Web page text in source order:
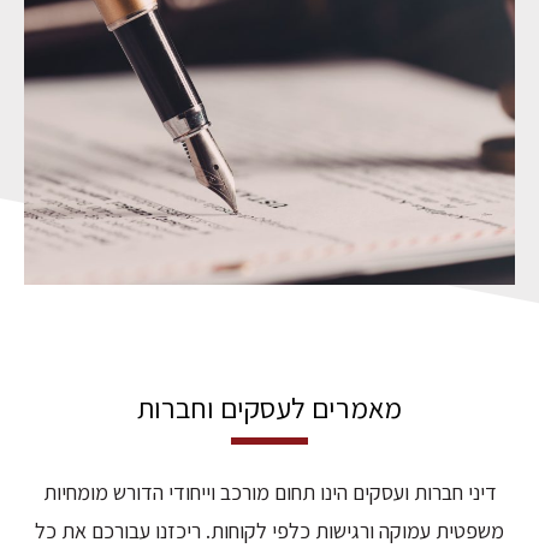
מאמרים לעסקים וחברות
דיני חברות ועסקים הינו תחום מורכב וייחודי הדורש מומחיות
משפטית עמוקה ורגישות כלפי לקוחות. ריכזנו עבורכם את כל